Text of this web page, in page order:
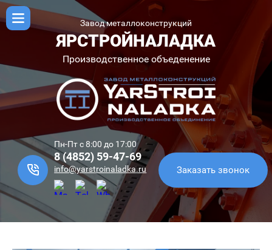
Завод металлоконструкций
ЯРСТРОЙНАЛАДКА
Производственное объеденение
Пн-Пт с 8:00 до 17:00
8 (4852) 59-47-69
info@yarstroinaladka.ru Заказать звонок